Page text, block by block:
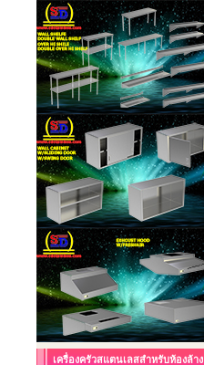
เครื่องครัวสแตนเลสสำหรับห้องล้าง